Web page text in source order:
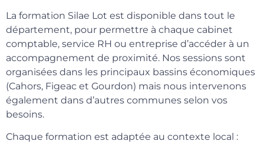
La formation Silae Lot est disponible dans tout le
département, pour permettre à chaque cabinet
comptable, service RH ou entreprise d’accéder à un
accompagnement de proximité. Nos sessions sont
organisées dans les principaux bassins économiques
(Cahors, Figeac et Gourdon) mais nous intervenons
également dans d’autres communes selon vos
besoins.
Chaque formation est adaptée au contexte local :